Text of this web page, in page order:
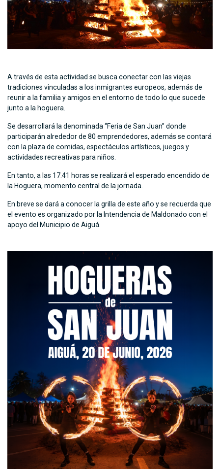
A través de esta actividad se busca conectar con las viejas
tradiciones vinculadas a los inmigrantes europeos, además de
reunir a la familia y amigos en el entorno de todo lo que sucede
junto a la hoguera.
Se desarrollará la denominada “Feria de San Juan” donde
participarán alrededor de 80 emprendedores, además se contará
con la plaza de comidas, espectáculos artísticos, juegos y
actividades recreativas para niños.
En tanto, a las 17.41 horas se realizará el esperado encendido de
la Hoguera, momento central de la jornada.
En breve se dará a conocer la grilla de este año y se recuerda que
el evento es organizado por la Intendencia de Maldonado con el
apoyo del Municipio de Aiguá.